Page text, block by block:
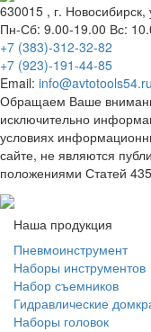
630015 , г. Новосибирск,
Пн-Сб: 9.00-19.00 Вс:
+7 (383)-312-32-82
+7 (923)-191-44-85
Email: info@avtotools54.ru
Обращаем Ваше
исключительно
условиях
сайте, не являются
положениями Статей
Наша продукция
Пневмоинструмент
Наборы инструментов
Набор съемников
Гидравлические
Наборы головок